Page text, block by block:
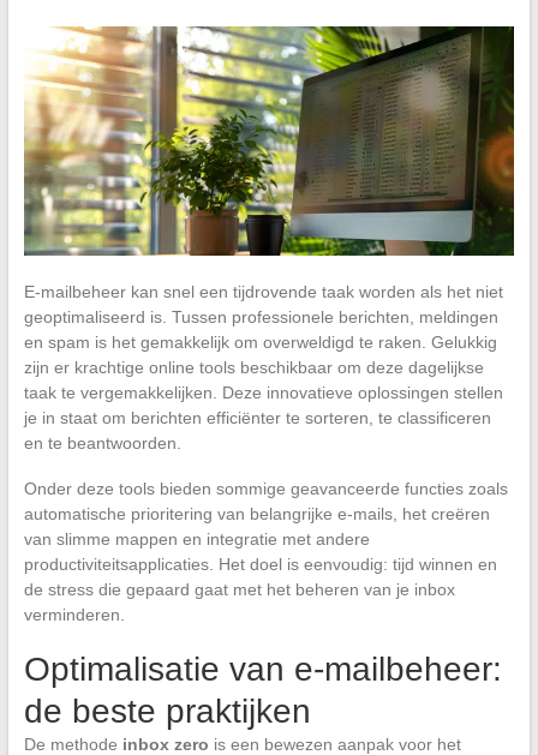
E-mailbeheer kan snel een tijdrovende taak worden als het niet
geoptimaliseerd is. Tussen professionele berichten, meldingen
en spam is het gemakkelijk om overweldigd te raken. Gelukkig
zijn er krachtige online tools beschikbaar om deze dagelijkse
taak te vergemakkelijken. Deze innovatieve oplossingen stellen
je in staat om berichten efficiënter te sorteren, te classificeren
en te beantwoorden.
Onder deze tools bieden sommige geavanceerde functies zoals
automatische prioritering van belangrijke e-mails, het creëren
van slimme mappen en integratie met andere
productiviteitsapplicaties. Het doel is eenvoudig: tijd winnen en
de stress die gepaard gaat met het beheren van je inbox
verminderen.
Optimalisatie van e-mailbeheer:
de beste praktijken
De methode inbox zero is een bewezen aanpak voor het